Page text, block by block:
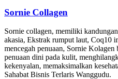
Sornie Collagen
Sornie collagen, memiliki
akasia, Ekstrak rumput laut, Coq10
mencegah penuaan, Sornie Kolagen
penuaan dini pada kulit,
kekenyalan, memaksimalkan
Sahabat Bisnis Terlaris Wanggudu.